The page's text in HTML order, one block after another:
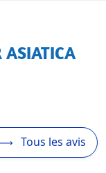
Tous les avis